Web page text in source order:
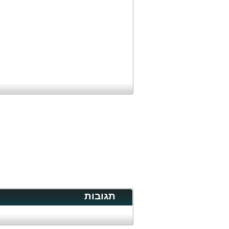
תגובות